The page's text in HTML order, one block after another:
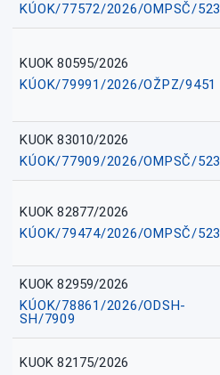
KÚOK/77572/2026/OMPSČ/523
KUOK 80595/2026
KÚOK/79991/2026/OŽPZ/9451
KUOK 83010/2026
KÚOK/77909/2026/OMPSČ/523
KUOK 82877/2026
KÚOK/79474/2026/OMPSČ/523
KUOK 82959/2026
KÚOK/78861/2026/ODSH-
SH/7909
KUOK 82175/2026